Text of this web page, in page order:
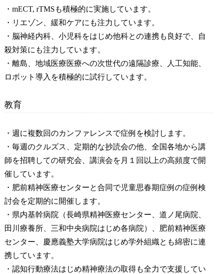
・mECT, rTMSも積極的に実施しています。
・リエゾン、緩和ケアにも注力しています。
・脳神経内科、小児科をはじめ他科との連携も良好で、自
殺対策にも注力しています。
・離島、地域医療医療への次世代の遠隔診療、人工知能、
ロボット導入を積極的に試行しています。
教育
・週に複数回のカンファレンスで症例を検討します。
・毎週のクルズス、定期的な抄読会の他、全国各地から講
師を招聘しての研究会、講演会を月１回以上の高頻度で開
催しています。
・肥前精神医療センターと合同で児童思春期症例の症例検
討会を定期的に開催します。
・県内基幹病院（長崎県精神医療センター、道ノ尾病院、
田川療養所、三和中央病院はじめ各病院）、肥前精神医療
センター、慶應義塾大学病院はじめ学外組織とも綿密に連
携しています。
・認知行動療法はじめ精神療法の取得も全力で支援してい